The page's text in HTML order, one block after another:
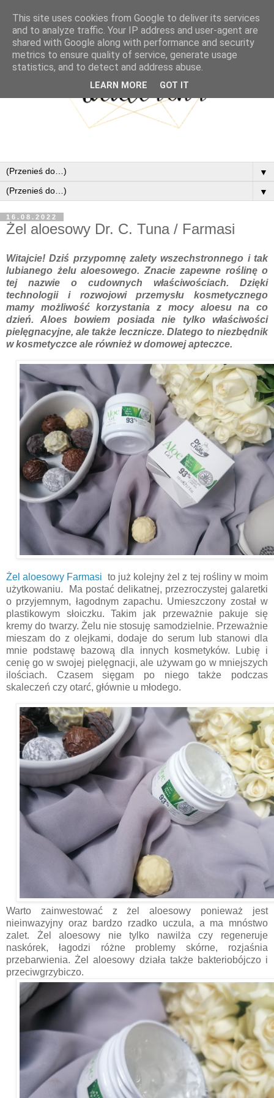
▼
▼
16.08.2022
Żel aloesowy Dr. C. Tuna / Farmasi
Witajcie! Dziś przypomnę zalety wszechstronnego i tak
lubianego żelu aloesowego. Znacie zapewne roślinę o
tej nazwie o cudownych właściwościach. Dzięki
technologii i rozwojowi przemysłu kosmetycznego
mamy możliwość korzystania z mocy aloesu na co
dzień. Aloes bowiem posiada nie tylko właściwości
pielęgnacyjne, ale także lecznicze. Dlatego to niezbędnik
w kosmetyczce ale również w domowej apteczce.
Żel aloesowy Farmasi to już kolejny żel z tej rośliny w moim
użytkowaniu. Ma postać delikatnej, przezroczystej galaretki
o przyjemnym, łagodnym zapachu. Umieszczony został w
plastikowym słoiczku. Takim jak przeważnie pakuje się
kremy do twarzy. Żelu nie stosuję samodzielnie. Przeważnie
mieszam do z olejkami, dodaje do serum lub stanowi dla
mnie podstawę bazową dla innych kosmetyków. Lubię i
cenię go w swojej pielęgnacji, ale używam go w mniejszych
ilościach. Czasem sięgam po niego także podczas
skaleczeń czy otarć, głównie u młodego.
Warto zainwestować z żel aloesowy ponieważ jest
nieinwazyjny oraz bardzo rzadko uczula, a ma mnóstwo
zalet. Żel aloesowy nie tylko nawilża czy regeneruje
naskórek, łagodzi różne problemy skórne, rozjaśnia
przebarwienia. Żel aloesowy działa także bakteriobójczo i
przeciwgrzybiczo.
This site uses cookies from Google to deliver its services
and to analyze traffic. Your IP address and user-agent are
shared with Google along with performance and security
metrics to ensure quality of service, generate usage
statistics, and to detect and address abuse.
LEARN MORE GOT IT